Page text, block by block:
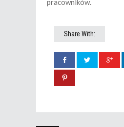
pracowników.
Share With: